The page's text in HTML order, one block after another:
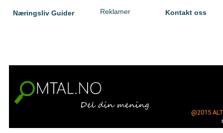
Næringsliv Guider Reklamer Kontakt oss
@2015